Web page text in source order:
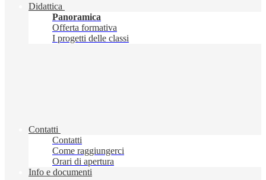
Didattica
Panoramica
Offerta formativa
I progetti delle classi
Contatti
Contatti
Come raggiungerci
Orari di apertura
Info e documenti